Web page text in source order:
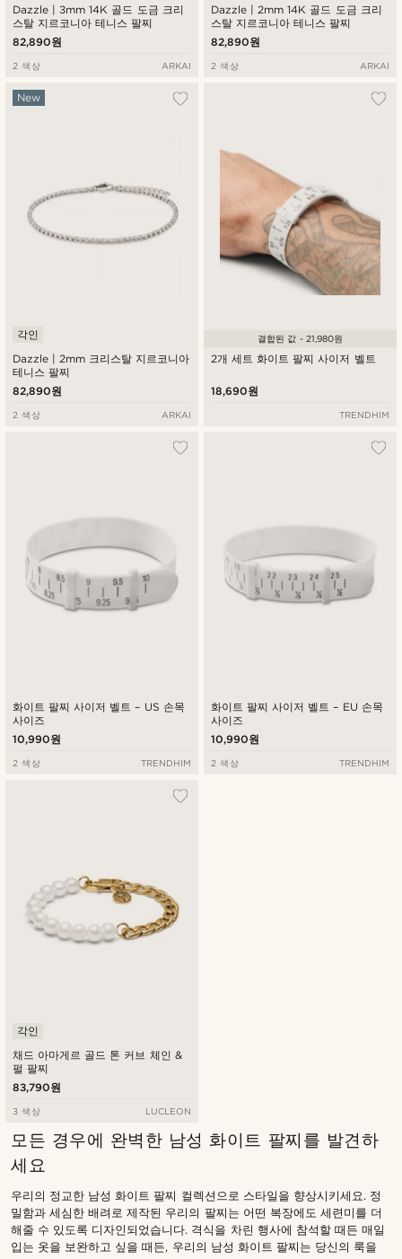
Dazzle | 3mm 14K 골드 도금 크리
스탈 지르코니아 테니스 팔찌
82,890원
2 색상 ARKAI
Dazzle | 2mm 14K 골드 도금 크리
스탈 지르코니아 테니스 팔찌
82,890원
2 색상 ARKAI
Dazzle | 2mm 크리스탈 지르코니아
테니스 팔찌
New
각인
82,890원
2 색상 ARKAI
2개 세트 화이트 팔찌 사이저 벨트
18,690원
결합된 값 - 21,980원
TRENDHIM
화이트 팔찌 사이저 벨트 – US 손목
사이즈
10,990원
2 색상 TRENDHIM
화이트 팔찌 사이저 벨트 – EU 손목
사이즈
10,990원
2 색상 TRENDHIM
채드 아마게르 골드 톤 커브 체인 &
펄 팔찌
각인
83,790원
3 색상 LUCLEON
모든 경우에 완벽한 남성 화이트 팔찌를 발견하
세요
우리의 정교한 남성 화이트 팔찌 컬렉션으로 스타일을 향상시키세요. 정
밀함과 세심한 배려로 제작된 우리의 팔찌는 어떤 복장에도 세련미를 더
해줄 수 있도록 디자인되었습니다. 격식을 차린 행사에 참석할 때든 매일
입는 옷을 보완하고 싶을 때든, 우리의 남성 화이트 팔찌는 당신의 룩을